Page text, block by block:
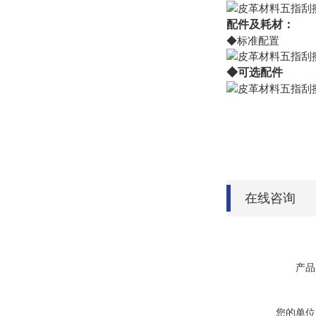
配件及耗材：
◆标准配置
◆可选配件
在线咨询
产
您的单